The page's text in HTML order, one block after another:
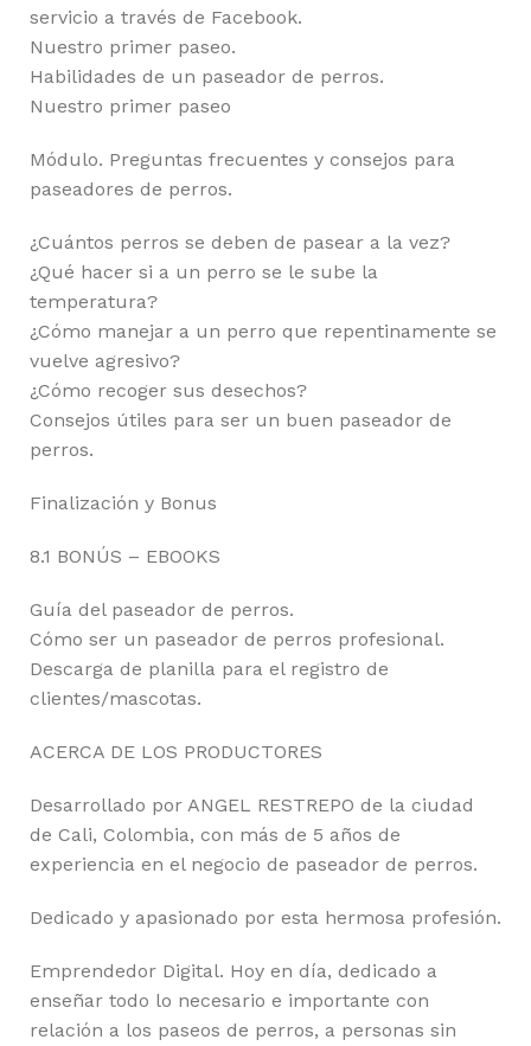
servicio a través de Facebook.
Nuestro primer paseo.
Habilidades de un paseador de perros.
Nuestro primer paseo
Módulo. Preguntas frecuentes y consejos para
paseadores de perros.
¿Cuántos perros se deben de pasear a la vez?
¿Qué hacer si a un perro se le sube la
temperatura?
¿Cómo manejar a un perro que repentinamente se
vuelve agresivo?
¿Cómo recoger sus desechos?
Consejos útiles para ser un buen paseador de
perros.
Finalización y Bonus
8.1 BONÚS – EBOOKS
Guía del paseador de perros.
Cómo ser un paseador de perros profesional.
Descarga de planilla para el registro de
clientes/mascotas.
ACERCA DE LOS PRODUCTORES
Desarrollado por ANGEL RESTREPO de la ciudad
de Cali, Colombia, con más de 5 años de
experiencia en el negocio de paseador de perros.
Dedicado y apasionado por esta hermosa profesión.
Emprendedor Digital. Hoy en día, dedicado a
enseñar todo lo necesario e importante con
relación a los paseos de perros, a personas sin